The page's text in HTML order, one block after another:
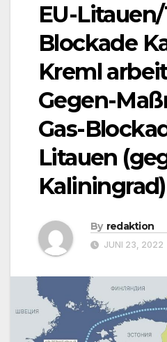
EU-
Blockade
Kreml
Gegen-
Gas-
Litauen
By redaktion
JUNI 23, 2022